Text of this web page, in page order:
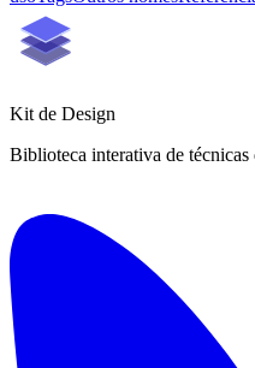
Kit de Design
Biblioteca interativa de técnicas